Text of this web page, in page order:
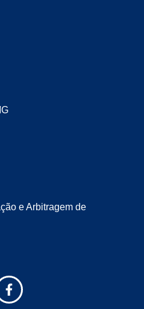
e Arbitragem de